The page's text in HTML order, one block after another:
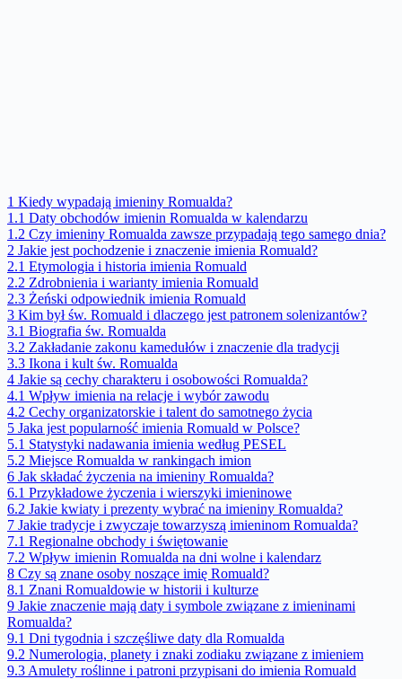
1 Kiedy wypadają imieniny Romualda?
1.1 Daty obchodów imienin Romualda w kalendarzu
1.2 Czy imieniny Romualda zawsze przypadają tego samego dnia?
2 Jakie jest pochodzenie i znaczenie imienia Romuald?
2.1 Etymologia i historia imienia Romuald
2.2 Zdrobnienia i warianty imienia Romuald
2.3 Żeński odpowiednik imienia Romuald
3 Kim był św. Romuald i dlaczego jest patronem solenizantów?
3.1 Biografia św. Romualda
3.2 Zakładanie zakonu kamedułów i znaczenie dla tradycji
3.3 Ikona i kult św. Romualda
4 Jakie są cechy charakteru i osobowości Romualda?
4.1 Wpływ imienia na relacje i wybór zawodu
4.2 Cechy organizatorskie i talent do samotnego życia
5 Jaka jest popularność imienia Romuald w Polsce?
5.1 Statystyki nadawania imienia według PESEL
5.2 Miejsce Romualda w rankingach imion
6 Jak składać życzenia na imieniny Romualda?
6.1 Przykładowe życzenia i wierszyki imieninowe
6.2 Jakie kwiaty i prezenty wybrać na imieniny Romualda?
7 Jakie tradycje i zwyczaje towarzyszą imieninom Romualda?
7.1 Regionalne obchody i świętowanie
7.2 Wpływ imienin Romualda na dni wolne i kalendarz
8 Czy są znane osoby noszące imię Romuald?
8.1 Znani Romualdowie w historii i kulturze
9 Jakie znaczenie mają daty i symbole związane z imieninami
Romualda?
9.1 Dni tygodnia i szczęśliwe daty dla Romualda
9.2 Numerologia, planety i znaki zodiaku związane z imieniem
9.3 Amulety roślinne i patroni przypisani do imienia Romuald